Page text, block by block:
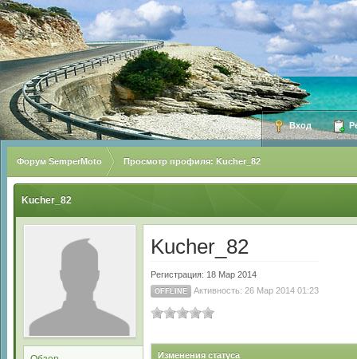
Вход
Форум SemperMoto Просмотр профиля: Kucher_82
Kucher_82
Kucher_82
Регистрация: 18 Мар 2014
OFFLINE Активность: 26 Мар 2014 01:23
Изменения статуса